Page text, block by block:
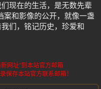
们现在的生活，是无数先辈
案和影像的公开，就像一盏
们，铭记历史，珍爱和
网址”到本站官方邮箱
保存本站官方联系邮箱！